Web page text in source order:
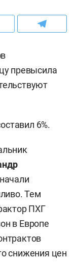
превысила
6%.
Тем
ПХГ
в Европе
снижения цен